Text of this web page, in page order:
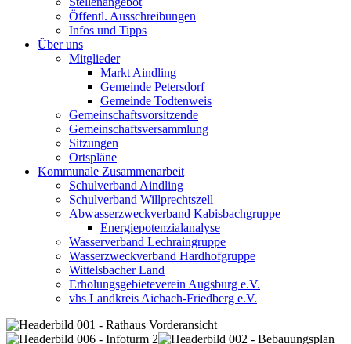
Öffentl. Ausschreibungen
Infos und Tipps
Über uns
Mitglieder
Markt Aindling
Gemeinde Petersdorf
Gemeinde Todtenweis
Gemeinschaftsvorsitzende
Gemeinschaftsversammlung
Sitzungen
Ortspläne
Kommunale Zusammenarbeit
Schulverband Aindling
Schulverband Willprechtszell
Abwasserzweckverband Kabisbachgruppe
Energiepotenzialanalyse
Wasserverband Lechraingruppe
Wasserzweckverband Hardhofgruppe
Wittelsbacher Land
Erholungsgebieteverein Augsburg e.V.
vhs Landkreis Aichach-Friedberg e.V.